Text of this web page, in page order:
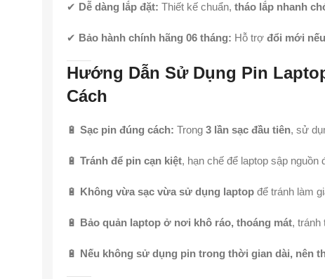
✔ Dễ dàng lắp đặt: Thiết kế chuẩn, tháo lắp nhanh
✔ Bảo hành chính hãng 06 tháng: Hỗ trợ đổi mới
Hướng Dẫn Sử Dụng Pin
Cách
🔋 Sạc pin đúng cách: Trong 3 lần sạc đầu tiên, sử
🔋 Tránh để pin cạn kiệt, hạn chế để laptop sập nguồn
🔋 Không vừa sạc vừa sử dụng laptop để tránh làm
🔋 Bảo quản laptop ở nơi khô ráo, thoáng mát, tránh
🔋 Nếu không sử dụng pin trong thời gian dài, nên